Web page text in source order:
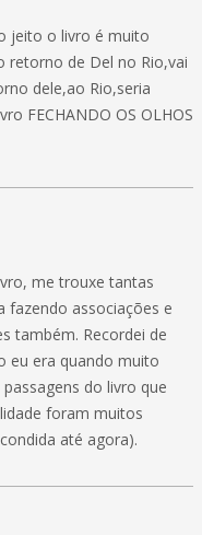
jeito o livro é muito
retorno de Del no Rio,vai
dele,ao Rio,seria
FECHANDO OS OLHOS
me trouxe tantas
fazendo associações e
também. Recordei de
eu era quando muito
do livro que
foram muitos
até agora).